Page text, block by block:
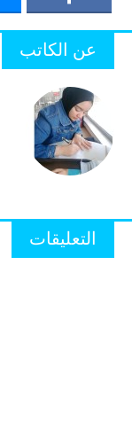
عن الكاتب
التعليقات